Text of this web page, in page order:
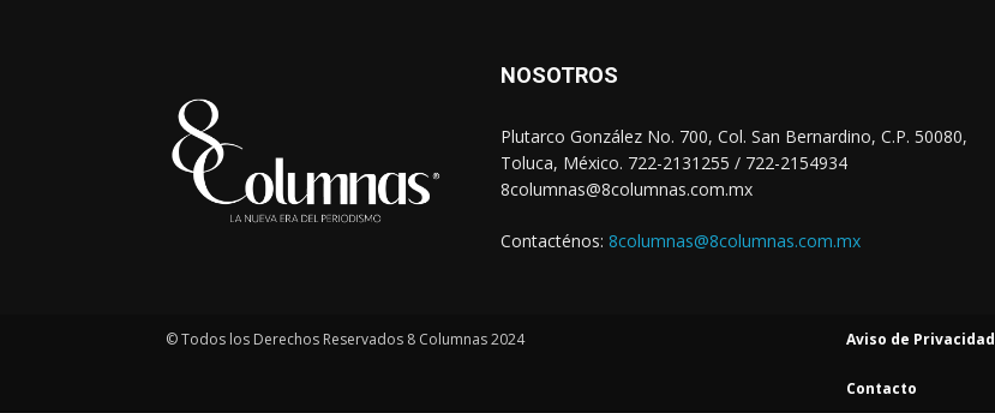
NOSOTROS
Plutarco González No. 700, Col. San Bernardino, C.P. 50080,
Toluca, México. 722-2131255 / 722-2154934
8columnas@8columnas.com.mx
Contacténos: 8columnas@8columnas.com.mx
© Todos los Derechos Reservados 8 Columnas 2024 Aviso de Privacidad
Contacto